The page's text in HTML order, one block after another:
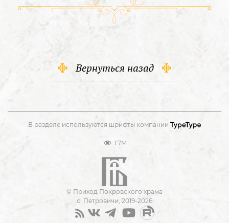
Вернуться назад
В разделе используются шрифты компании
1.7M
© Приход Покровского храма
с. Петровичи, 2019-2026